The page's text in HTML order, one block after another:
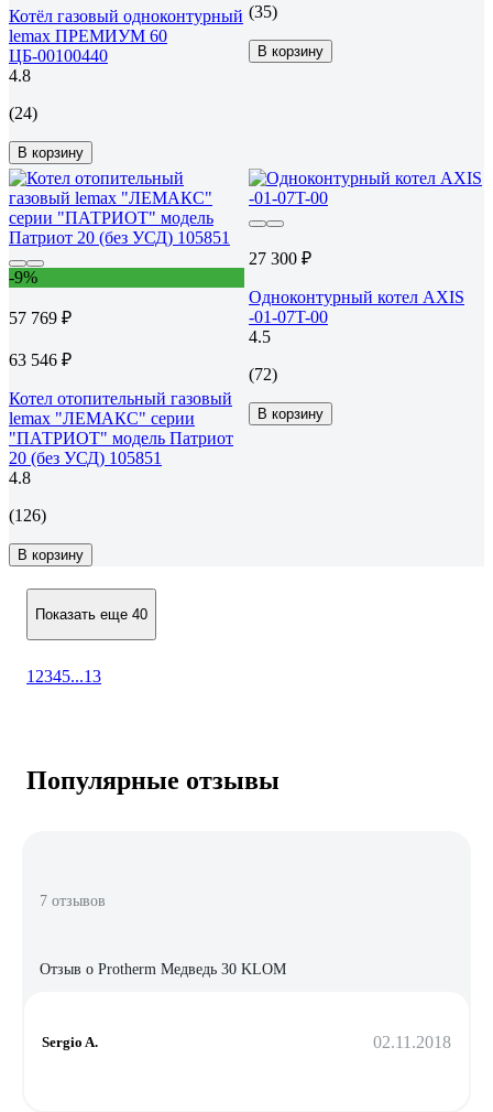
Котёл газовый одноконтурный
lemax ПРЕМИУМ 60
ЦБ-00100440
4.8
(24)
В корзину
(35)
В корзину
-9%
57 769 ₽
63 546 ₽
Котел отопительный газовый
lemax "ЛЕМАКС" серии
"ПАТРИОТ" модель Патриот
20 (без УСД) 105851
4.8
(126)
В корзину
27 300 ₽
Одноконтурный котел AXIS
-01-07T-00
4.5
(72)
В корзину
Показать еще 40
1 2345...13
Популярные отзывы
7 отзывов
Отзыв о Protherm Медведь 30 KLOM
Sergio A. 02.11.2018